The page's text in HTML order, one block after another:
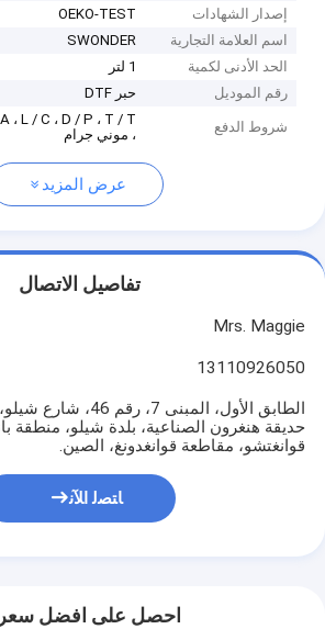
إصدار الشهادات
OEKO-TEST
اسم العلامة التجارية
SWONDER
الحد الأدنى لكمية
1 لتر
رقم الموديل
حبر DTF
شروط الدفع
، موني جرام
عرض المزيد
تفاصيل الاتصال
Mrs. Maggie
13110926050
الطابق الأول، المبنى 7،
حديقة هنغرون الصناعية، بلدة شيلو، منطقة
قوانغتشو، مقاطعة قوانغدونغ، الصين.
ﺎﺘﺼﻟ ﺍﻶﻧ
احصل على افضل